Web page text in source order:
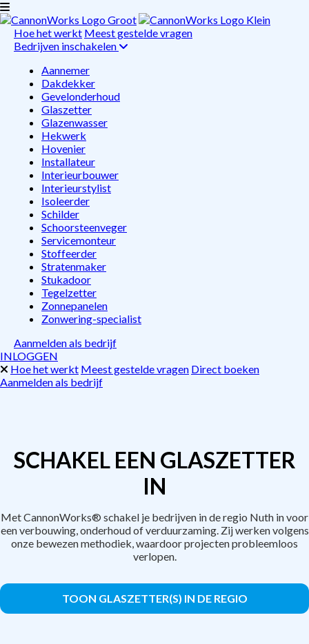
Hoe het werkt Meest gestelde vragen
Bedrijven inschakelen
Aannemer
Dakdekker
Gevelonderhoud
Glaszetter
Glazenwasser
Hekwerk
Hovenier
Installateur
Interieurbouwer
Interieurstylist
Isoleerder
Schilder
Schoorsteenveger
Servicemonteur
Stoffeerder
Stratenmaker
Stukadoor
Tegelzetter
Zonnepanelen
Zonwering-specialist
Aanmelden als bedrijf
INLOGGEN
Hoe het werkt Meest gestelde vragen Direct boeken
Aanmelden als bedrijf
SCHAKEL EEN GLASZETTER
IN
Met CannonWorks® schakel je bedrijven in de regio Nuth in voor
een verbouwing, onderhoud of verduurzaming. Zij werken volgens
onze bewezen methodiek, waardoor projecten probleemloos
verlopen.
TOON GLASZETTER(S) IN DE REGIO